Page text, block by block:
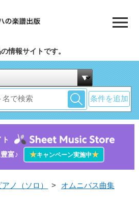
情報サイトです。
条件を追加
富♪
★キャンペーン実施中★
ノ（ソロ） > オムニバス曲集